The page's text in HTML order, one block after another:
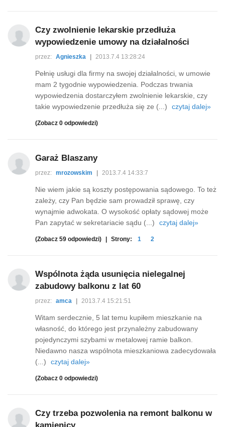
Czy zwolnienie lekarskie przedłuża
wypowiedzenie umowy na działalności
przez: Agnieszka 2013.7.4 13:28:24
Pełnię usługi dla firmy na swojej działalności, w umowie
mam 2 tygodnie wypowiedzenia. Podczas trwania
wypowiedzenia dostarczyłem zwolnienie lekarskie, czy
takie wypowiedzenie przedłuża się ze (...)
czytaj dalej»
(Zobacz 0 odpowiedzi)
Garaż Blaszany
przez: mrozowskim 2013.7.4 14:33:7
Nie wiem jakie są koszty postępowania sądowego. To też
zależy, czy Pan będzie sam prowadził sprawę, czy
wynajmie adwokata. O wysokość opłaty sądowej może
Pan zapytać w sekretariacie sądu (...)
czytaj dalej»
(Zobacz 59 odpowiedzi) Strony: 1 2
Wspólnota żąda usunięcia nielegalnej
zabudowy balkonu z lat 60
przez: amca 2013.7.4 15:21:51
Witam serdecznie, 5 lat temu kupiłem mieszkanie na
własność, do którego jest przynależny zabudowany
pojedynczymi szybami w metalowej ramie balkon.
Niedawno nasza wspólnota mieszkaniowa zadecydowała
(...)
czytaj dalej»
(Zobacz 0 odpowiedzi)
Czy trzeba pozwolenia na remont balkonu w